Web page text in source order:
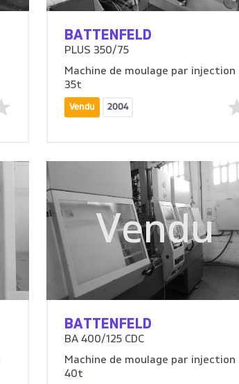
BATTENFELD
PLUS 350/75
Machine de moulage par injection
35t
Vendu 2004
Vendu
BATTENFELD
BA 400/125 CDC
Machine de moulage par injection
40t